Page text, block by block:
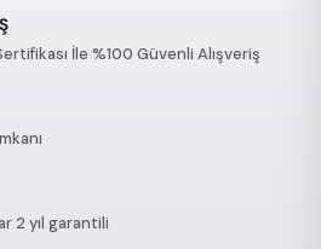
İle %100 Güvenli Alışveriş
2 yıl garantili